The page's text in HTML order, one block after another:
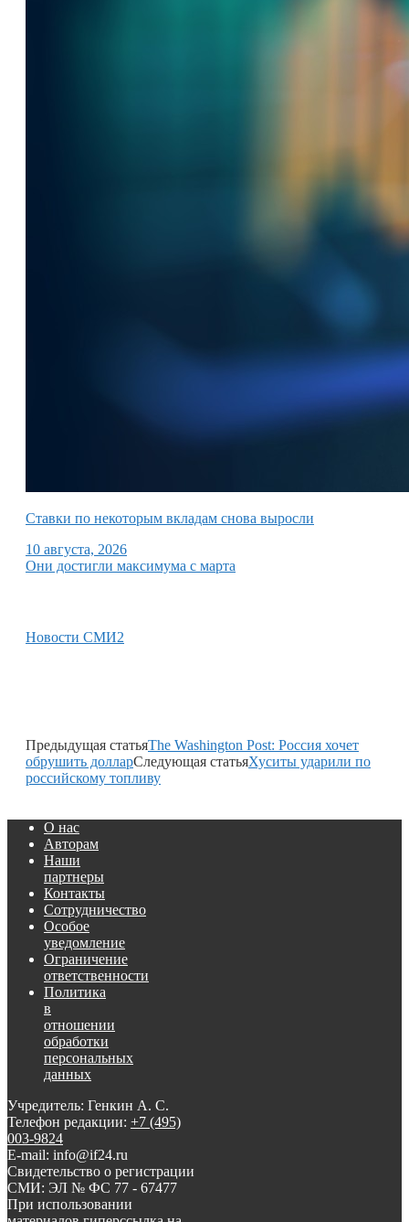
Ставки по некоторым вкладам снова выросли
10 августа, 2026
Они достигли максимума с марта
Новости СМИ2
Предыдущая статьяThe Washington Post: Россия хочет
обрушить долларСледующая статьяХуситы ударили по
российскому топливу
О нас
Авторам
Наши
партнеры
Контакты
Сотрудничество
Особое
уведомление
Ограничение
ответственности
Политика
в
отношении
обработки
персональных
данных
Учредитель: Генкин А. С.
Телефон редакции: +7 (495)
003-9824
E-mail: info@if24.ru
Свидетельство о регистрации
СМИ: ЭЛ № ФС 77 - 67477
При использовании